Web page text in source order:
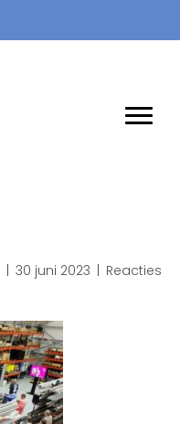
| 30 juni 2023 | Reacties